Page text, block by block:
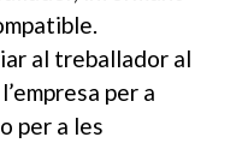
al treballador al
per a
per a les